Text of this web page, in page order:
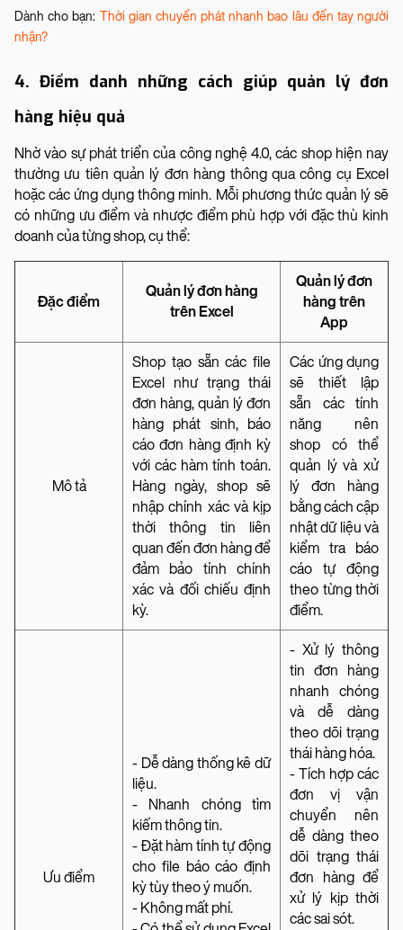
Dành cho bạn: Thời gian chuyển phát nhanh bao lâu đến tay người
nhận?
4. Điểm danh những cách giúp quản lý đơn
hàng hiệu quả
Nhờ vào sự phát triển của công nghệ 4.0, các shop hiện nay
thường ưu tiên quản lý đơn hàng thông qua công cụ Excel
hoặc các ứng dụng thông minh. Mỗi phương thức quản lý sẽ
có những ưu điểm và nhược điểm phù hợp với đặc thù kinh
doanh của từng shop, cụ thể:
Đặc điểm
Quản lý đơn hàng
trên Excel
Quản lý đơn
hàng trên
App
Mô tả
Shop tạo sẵn các file
Excel như trạng thái
đơn hàng, quản lý đơn
hàng phát sinh, báo
cáo đơn hàng định kỳ
với các hàm tính toán.
Hàng ngày, shop sẽ
nhập chính xác và kịp
thời thông tin liên
quan đến đơn hàng để
đảm bảo tính chính
xác và đối chiếu định
kỳ.
Các ứng dụng
sẽ thiết lập
sẵn các tính
năng nên
shop có thể
quản lý và xử
lý đơn hàng
bằng cách cập
nhật dữ liệu và
kiểm tra báo
cáo tự động
theo từng thời
điểm.
Ưu điểm
- Dễ dàng thống kê dữ
liệu.
- Nhanh chóng tìm
kiếm thông tin.
- Đặt hàm tính tự động
cho file báo cáo định
kỳ tùy theo ý muốn.
- Không mất phí.
- Xử lý thông
tin đơn hàng
nhanh chóng
và dễ dàng
theo dõi trạng
thái hàng hóa.
- Tích hợp các
đơn vị vận
chuyển nên
dễ dàng theo
dõi trạng thái
đơn hàng để
xử lý kịp thời
các sai sót.